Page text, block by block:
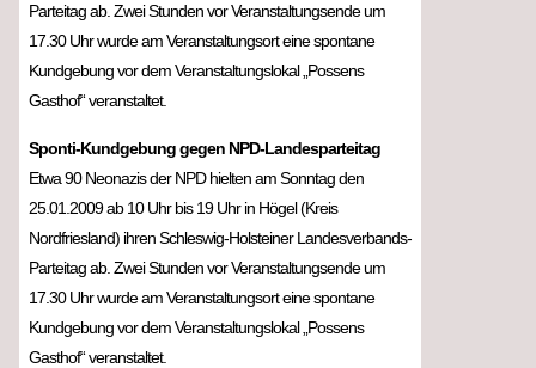
Parteitag ab. Zwei Stunden vor Veranstaltungsende um
17.30 Uhr wurde am Veranstaltungsort eine spontane
Kundgebung vor dem Veranstaltungslokal „Possens
Gasthof“ veranstaltet.
Sponti-Kundgebung gegen NPD-Landesparteitag
Etwa 90 Neonazis der NPD hielten am Sonntag den
25.01.2009 ab 10 Uhr bis 19 Uhr in Högel (Kreis
Nordfriesland) ihren Schleswig-Holsteiner Landesverbands-
Parteitag ab. Zwei Stunden vor Veranstaltungsende um
17.30 Uhr wurde am Veranstaltungsort eine spontane
Kundgebung vor dem Veranstaltungslokal „Possens
Gasthof“ veranstaltet.